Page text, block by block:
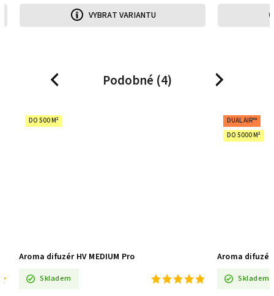
VYBRAT VARIANTU
Podobné (4)
Previous
DO 500 M²
Aroma difuzér HV MEDIUM Pro
Skladem
DUAL AIR™
DO 5000 M²
Aroma difuzér
Skladem
Next